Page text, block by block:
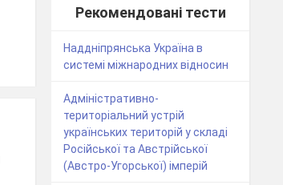
Рекомендовані тести
Наддніпрянська Україна в
системі міжнародних відносин
Адміністративно-
територіальний устрій
українських територій у складі
Російської та Австрійської
(Австро-Угорської) імперій